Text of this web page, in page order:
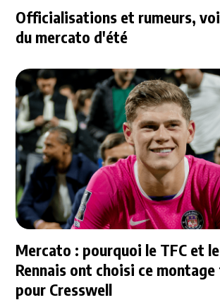
Officialisations et rumeurs,
du mercato d'été
Mercato : pourquoi le TFC et
Rennais ont choisi ce
pour Cresswell